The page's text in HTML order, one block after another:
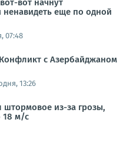
вот начнут
ненавидеть еще по одной
07:48
с Азербайджаном
13:26
штормовое из-за грозы,
18 м/с